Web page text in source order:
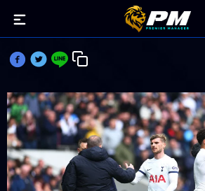
แวร์เนอร์ เจอโรคเดี้ยงส่อแววปิดเทอ